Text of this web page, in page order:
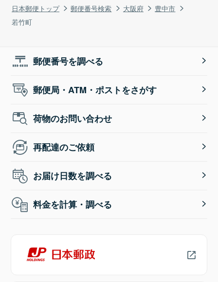
日本郵便トップ 郵便番号検索 大阪府
豊中市
若竹町
郵便番号を調べる
郵便局・ATM・ポストをさがす
荷物のお問い合わせ
再配達のご依頼
お届け日数を調べる
料金を計算・調べる